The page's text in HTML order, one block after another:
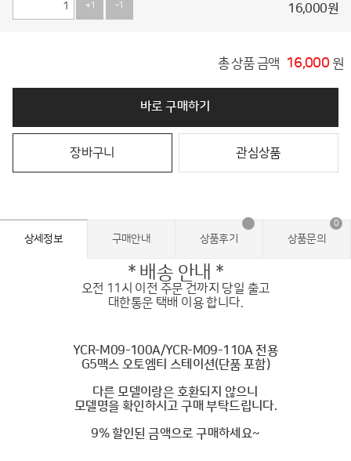
+1 -1 16,000원
총 상품 금액 16,000 원
바로 구매하기
장바구니 관심상품
상세정보 구매안내 상품후기 상품문의
0
* 배송 안내 *
오전 11시 이전 주문 건까지 당일 출고
대한통운 택배 이용 합니다.
YCR-M09-100A/YCR-M09-110A 전용
G5맥스 오토엠티 스테이션(단품 포함)
다른 모델이랑은 호환되지 않으니
모델명을 확인하시고 구매 부탁드립니다.
9% 할인된 금액으로 구매하세요~